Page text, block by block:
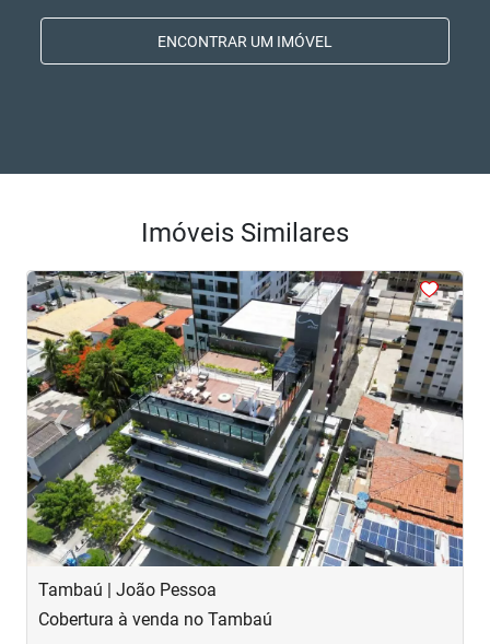
ENCONTRAR UM IMÓVEL
Imóveis Similares
<<<<
‹Previous ›Next
Tambaú | João Pessoa
Cobertura à venda no Tambaú